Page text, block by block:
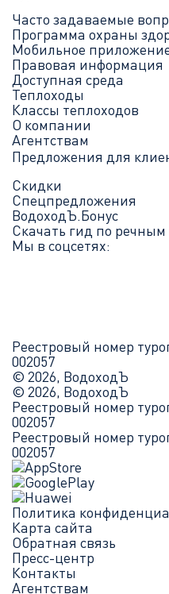
Часто задаваемые
Программа охраны
Мобильное
Правовая информация
Доступная среда
Теплоходы
Классы теплоходов
О компании
Агентствам
Предложения для
Скидки
Спецпредложения
ВодоходЪ.Бонус
Скачать гид по речным
Мы в соцсетях:
Реестровый номер
002057
© 2026, ВодоходЪ
© 2026, ВодоходЪ
Реестровый номер
002057
Реестровый номер
002057
Политика
Карта сайта
Обратная связь
Пресс-центр
Контакты
Агентствам